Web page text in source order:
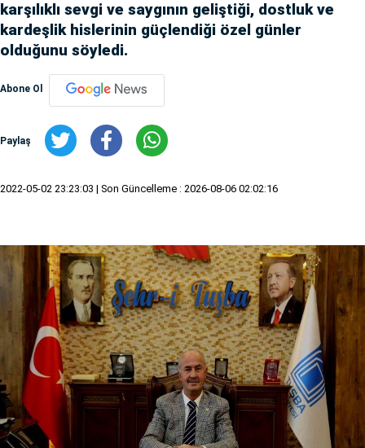
karşılıklı sevgi ve saygının geliştiği, dostluk ve
kardeşlik hislerinin güçlendiği özel günler
olduğunu söyledi.
Abone Ol
Paylaş
2022-05-02 23:23:03 | Son Güncelleme : 2026-08-06 02:02:16